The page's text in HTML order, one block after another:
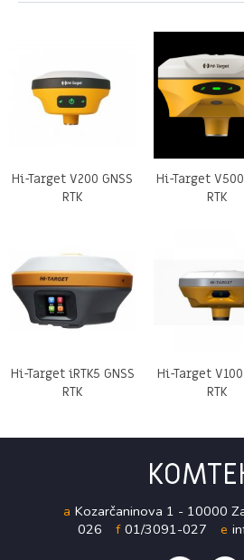
Hi-Target V200 GNSS
RTK
Hi-Target V500
RTK
Hi-Target iRTK5 GNSS
RTK
Hi-Target V100
RTK
a Kozarčaninova 1 - 10000
026
f 01/3091-027 e